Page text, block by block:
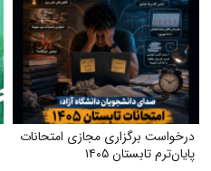
درخواست برگزاری مجازی امتحانات
پایان‌ترم تابستان ۱۴۰۵